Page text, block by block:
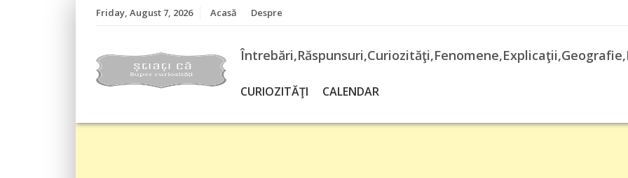
Friday, August 7, 2026 Acasă Despre
CURIOZITĂŢI CALENDAR